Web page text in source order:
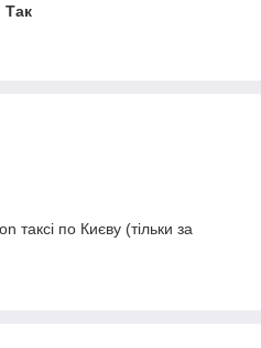
Так
таксі по Києву (тільки за